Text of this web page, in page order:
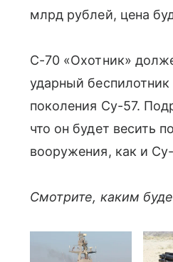
млрд рублей, цена
С-70 «Охотник»
ударный беспилотник
поколения Су-57.
что он будет весить
вооружения, как и
Смотрите, каким